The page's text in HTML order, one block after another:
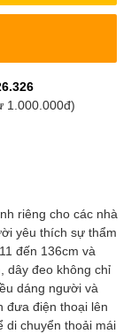
1.000.000đ)
riêng cho các nhà
yêu thích sự thẩm
đến 136cm và
dây đeo không chỉ
dáng người và
đưa điện thoại lên
di chuyển thoải mái